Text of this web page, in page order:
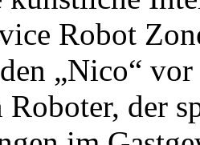
Robot
„Nico“
Roboter, der